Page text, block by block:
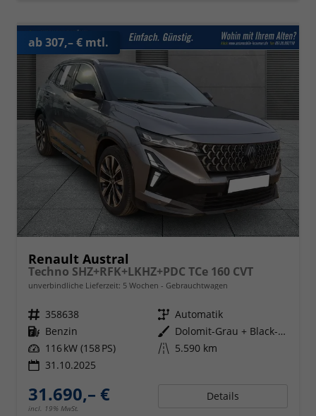
ab 307,– € mtl.
Renault Austral
Techno SHZ+RFK+LKHZ+PDC TCe 160 CVT
unverbindliche Lieferzeit: 5 Wochen Gebrauchtwagen
Fahrzeugnr. 358638 Getriebe Automatik
Kraftstoff Benzin Außenfarbe
Dolomit-Grau + Black-Pearl-Schwa
Leistung 116 kW (158 PS) Kilometerstand 5.590 km
31.10.2025
31.690,– €
incl. 19% MwSt.
Details